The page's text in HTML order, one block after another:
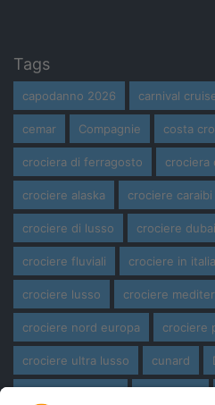
Tags
capodanno 2026 carnival
cemar Compagnie costa
crociera di ferragosto crociera
crociere alaska crociere caraibi
crociere di lusso crociere dubai
crociere fluviali crociere in italia
crociere lusso crociere
crociere nord europa crociere
crociere ultra lusso cunard